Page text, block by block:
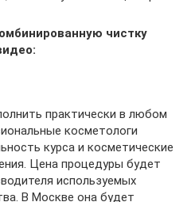
чистку
практически в любом
косметологи
курса и косметические
Цена процедуры будет
используемых
В Москве она будет